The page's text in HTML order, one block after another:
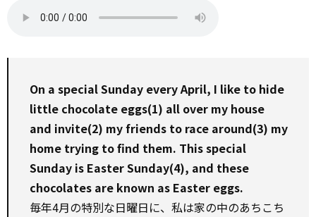
On a special Sunday every April, I like to hide
little chocolate eggs(1) all over my house
and invite(2) my friends to race around(3) my
home trying to find them. This special
Sunday is Easter Sunday(4), and these
chocolates are known as Easter eggs.
毎年4月の特別な日曜日に、私は家の中のあちこち